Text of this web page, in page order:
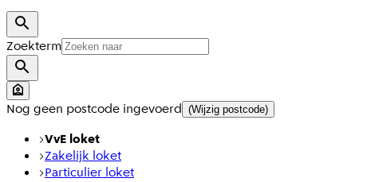
Zoekterm
Nog geen postcode ingevoerd (Wijzig postcode)
VvE loket
Zakelijk loket
Particulier loket